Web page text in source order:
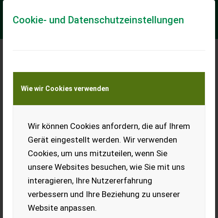
Cookie- und Datenschutzeinstellungen
Wie wir Cookies verwenden
Wir können Cookies anfordern, die auf Ihrem
Gerät eingestellt werden. Wir verwenden
Cookies, um uns mitzuteilen, wenn Sie
unsere Websites besuchen, wie Sie mit uns
interagieren, Ihre Nutzererfahrung
verbessern und Ihre Beziehung zu unserer
Website anpassen.
Meine Transportkostenanfrage
Transport von Land- und Baumaschinen –
KEINE Tiertransporte
Sonstige HÄCKSLER GHE 375
EUR 799